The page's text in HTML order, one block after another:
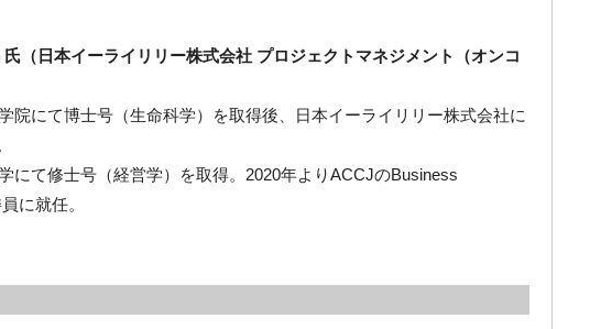
（日本イーライリリー株式会社 プロジェクトマネジメント（オンコ
院にて博士号（生命科学）を取得後、日本イーライリリー株式会社に
にて修士号（経営学）を取得。2020年よりACCJのBusiness
に就任。